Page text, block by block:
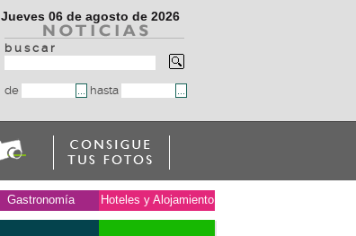
Jueves 06 de agosto de 2026
b u s c a r
de hasta
Gastronomía Hoteles y Alojamiento